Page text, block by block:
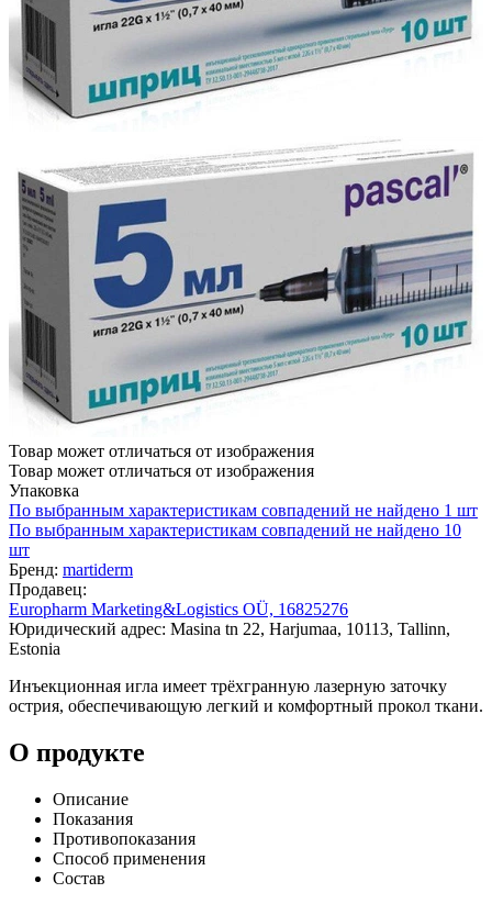
Товар может отличаться от изображения
Товар может отличаться от изображения
Упаковка
По выбранным характеристикам совпадений не найдено 1 шт
По выбранным характеристикам совпадений не найдено 10
шт
Бренд: martiderm
Продавец:
Europharm Marketing&Logistics OÜ, 16825276
Юридический адрес: Masina tn 22, Harjumaa, 10113, Tallinn,
Estonia
Инъекционная игла имеет трёхгранную лазерную заточку
острия, обеспечивающую легкий и комфортный прокол ткани.
О продукте
Описание
Показания
Противопоказания
Способ применения
Состав